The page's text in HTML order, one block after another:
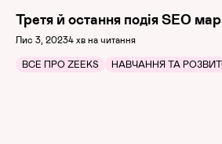
Третя й остання подія SEO
Лис 3, 20234 хв на читання
ВСЕ ПРО ZEEKS
НАВЧАННЯ ТА